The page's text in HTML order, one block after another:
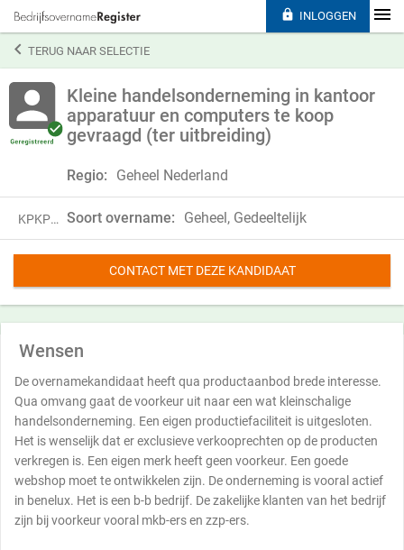
TERUG NAAR SELECTIE
Kleine handelsonderneming in kantoor
apparatuur en computers te koop
gevraagd (ter uitbreiding)
Regio: Geheel Nederland
KPKP24KJJ37Y Soort overname: Geheel, Gedeeltelijk
CONTACT MET DEZE KANDIDAAT
Wensen
De overnamekandidaat heeft qua productaanbod brede interesse.
Qua omvang gaat de voorkeur uit naar een wat kleinschalige
handelsonderneming. Een eigen productiefaciliteit is uitgesloten.
Het is wenselijk dat er exclusieve verkooprechten op de producten
verkregen is. Een eigen merk heeft geen voorkeur. Een goede
webshop moet te ontwikkelen zijn. De onderneming is vooral actief
in benelux. Het is een b-b bedrijf. De zakelijke klanten van het bedrijf
zijn bij voorkeur vooral mkb-ers en zzp-ers.
 INLOGGEN